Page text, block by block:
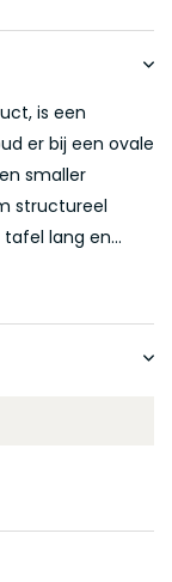
is een
er bij een ovale
smaller
structureel
lang en...